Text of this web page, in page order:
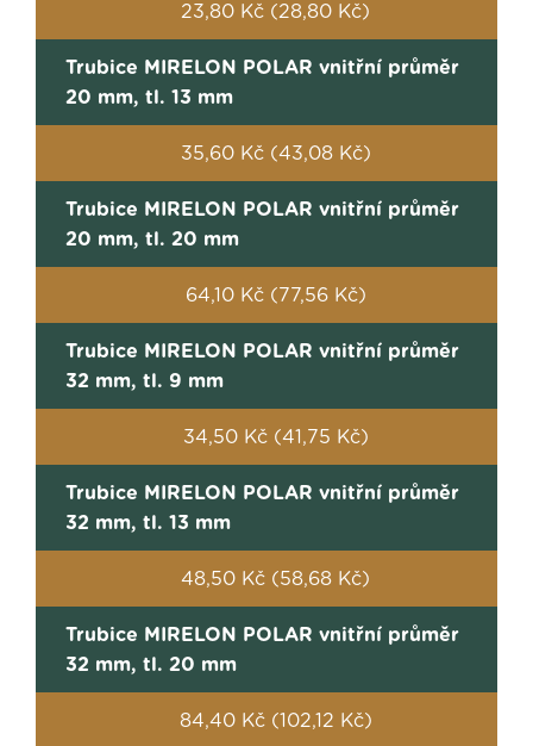
23,80 Kč (28,80 Kč)
Trubice MIRELON POLAR vnitřní průměr
20 mm, tl. 13 mm
35,60 Kč (43,08 Kč)
Trubice MIRELON POLAR vnitřní průměr
20 mm, tl. 20 mm
64,10 Kč (77,56 Kč)
Trubice MIRELON POLAR vnitřní průměr
32 mm, tl. 9 mm
34,50 Kč (41,75 Kč)
Trubice MIRELON POLAR vnitřní průměr
32 mm, tl. 13 mm
48,50 Kč (58,68 Kč)
Trubice MIRELON POLAR vnitřní průměr
32 mm, tl. 20 mm
84,40 Kč (102,12 Kč)